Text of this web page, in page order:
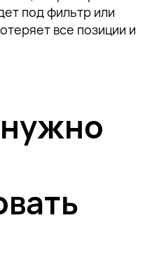
под фильтр или
все позиции и